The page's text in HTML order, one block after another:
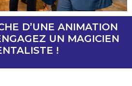
D’UNE ANIMATION
UN MAGICIEN
!